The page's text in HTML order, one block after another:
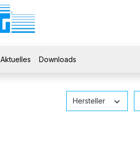
Aktuelles Downloads
Hersteller